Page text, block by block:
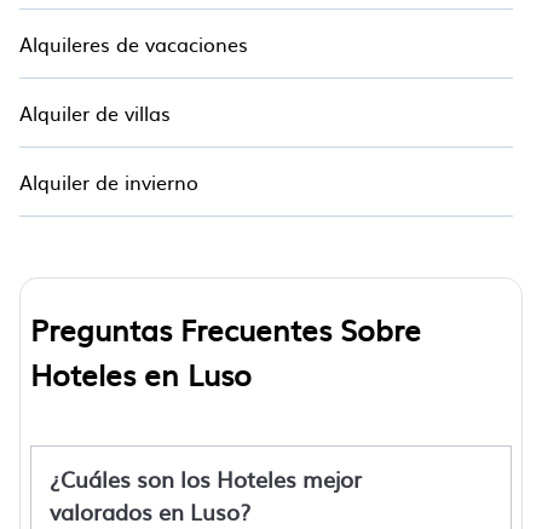
Alquileres de vacaciones
Alquiler de villas
Alquiler de invierno
Preguntas Frecuentes Sobre
Hoteles en Luso
¿Cuáles son los Hoteles mejor
valorados en Luso?